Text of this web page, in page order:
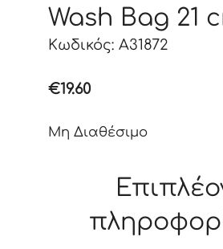
Wash Bag 21
Κωδικός: A31872
€19.60
Μη Διαθέσιμο